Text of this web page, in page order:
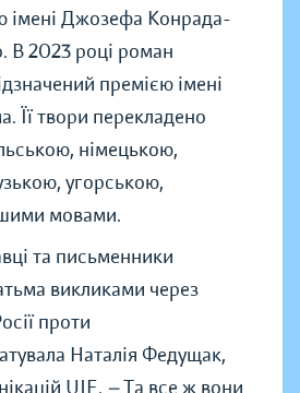
імені Джозефа Конрада-
В 2023 році роман
премією імені
Її твори перекладено
німецькою,
угорською,
мовами.
та письменники
викликами через
проти
Наталія Федущак,
UJE. —Та все ж вони